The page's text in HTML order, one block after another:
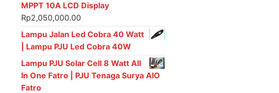
MPPT 10A LCD Display
Rp2,050,000.00
Lampu Jalan Led Cobra 40 Watt
| Lampu PJU Led Cobra 40W
Lampu PJU Solar Cell 8 Watt All
In One Fatro | PJU Tenaga Surya AIO
Fatro